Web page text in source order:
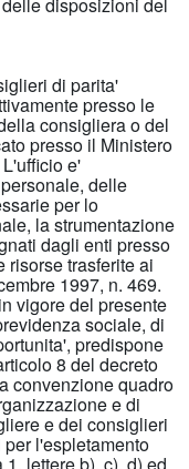
di parita'
presso le
consigliera o del
presso il Ministero
e'
delle
per lo
la strumentazione
dagli enti presso
risorse trasferite ai
1997, n. 469.
vigore del presente
sociale, di
predispone
8 del decreto
convenzione quadro
e di
e dei consiglieri
l'espletamento